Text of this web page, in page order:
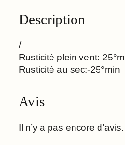
Description
/
Rusticité plein vent:-
Rusticité au sec:-25°min
Avis
Il n’y a pas encore d’avis.